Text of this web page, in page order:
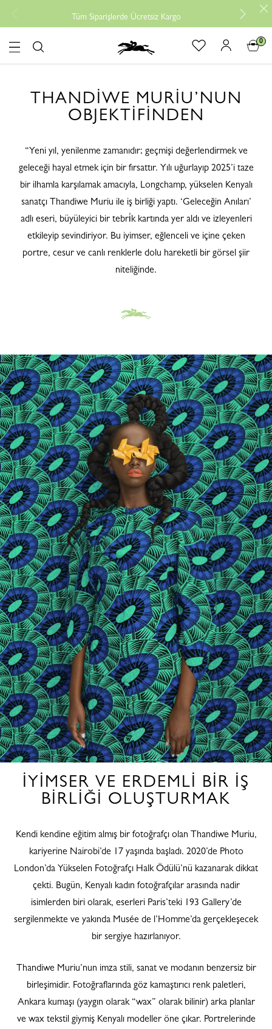
Tüm Siparişlerde Ücretsiz Kargo
0
THANDIWE MURIU’NUN
OBJEKTIFINDEN
“Yeni yıl, yenilenme zamanıdır; geçmişi değerlendirmek ve
geleceği hayal etmek için bir fırsattır. Yılı uğurlayıp 2025’i taze
bir ilhamla karşılamak amacıyla, Longchamp, yükselen Kenyalı
sanatçı Thandiwe Muriu ile iş birliği yaptı. ‘Geleceğin Anıları’
adlı eseri, büyüleyici bir tebri̇k kartında yer aldı ve izleyenleri
etkileyip sevindiriyor. Bu iyimser, eğlenceli ve içine çeken
portre, cesur ve canlı renklerle dolu hareketli bir görsel şiir
niteliğinde.
İYIMSER VE ERDEMLI BIR IŞ
BIRLIĞI OLUŞTURMAK
Kendi kendine eğitim almış bir fotoğrafçı olan Thandiwe Muriu,
kariyerine Nairobi’de 17 yaşında başladı. 2020’de Photo
London’da Yükselen Fotoğrafçı Halk Ödülü’nü kazanarak dikkat
çekti. Bugün, Kenyalı kadın fotoğrafçılar arasında nadir
isimlerden biri olarak, eserleri Paris’teki 193 Gallery’de
sergilenmekte ve yakında Musée de l’Homme’da gerçekleşecek
bir sergiye hazırlanıyor.
Thandiwe Muriu’nun imza stili, sanat ve modanın benzersiz bir
birleşimidir. Fotoğraflarında göz kamaştırıcı renk paletleri,
Ankara kumaşı (yaygın olarak “wax” olarak bilinir) arka planlar
ve wax tekstil giymiş Kenyalı modeller öne çıkar. Portrelerinde